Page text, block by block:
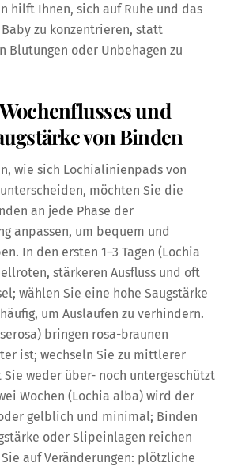
hilft Ihnen, sich auf Ruhe und das
zu konzentrieren, statt
Blutungen oder Unbehagen zu
und
von Binden
wie sich Lochialinienpads von
möchten Sie die
an jede Phase der
anpassen, um bequem und
In den ersten 1–3 Tagen (Lochia
stärkeren Ausfluss und oft
wählen Sie eine hohe Saugstärke
um Auslaufen zu verhindern.
bringen rosa-braunen
ist; wechseln Sie zu mittlerer
weder über- noch untergeschützt
Wochen (Lochia alba) wird der
gelblich und minimal; Binden
oder Slipeinlagen reichen
auf Veränderungen: plötzliche